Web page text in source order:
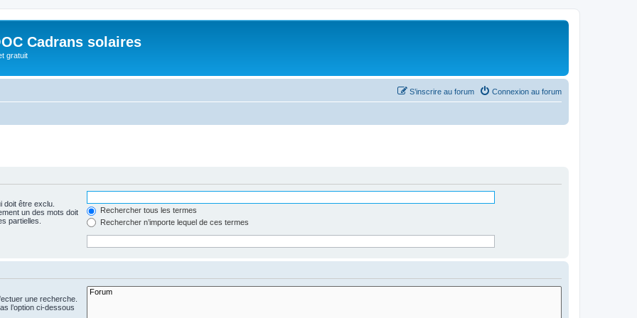
Cadrans solaires
gratuit
Connexion au forum
S’inscrire au forum
doit être exclu.
un des mots doit
partielles.
Rechercher tous les termes
Rechercher n’importe lequel de ces termes
une recherche.
l’option ci-dessous